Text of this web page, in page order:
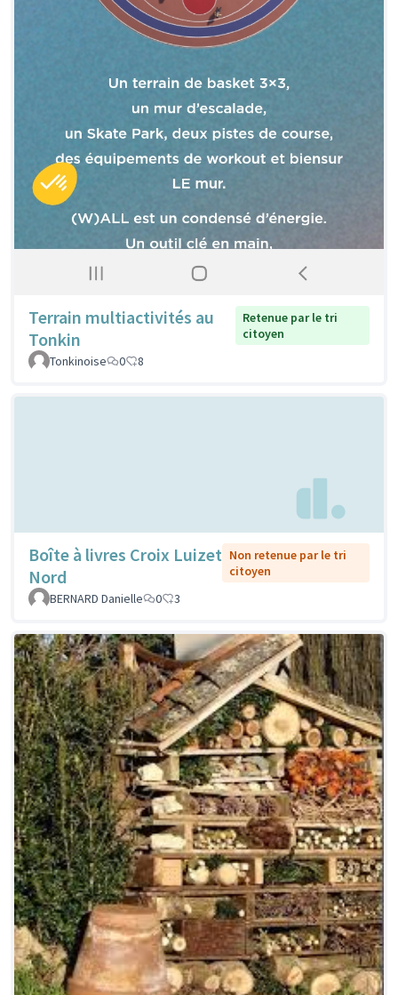
Terrain multiactivités au
Tonkin
Retenue par le tri
citoyen
Tonkinoise
0 8
Boîte à livres Croix Luizet
Nord
Non retenue par le tri
citoyen
BERNARD Danielle
0 3